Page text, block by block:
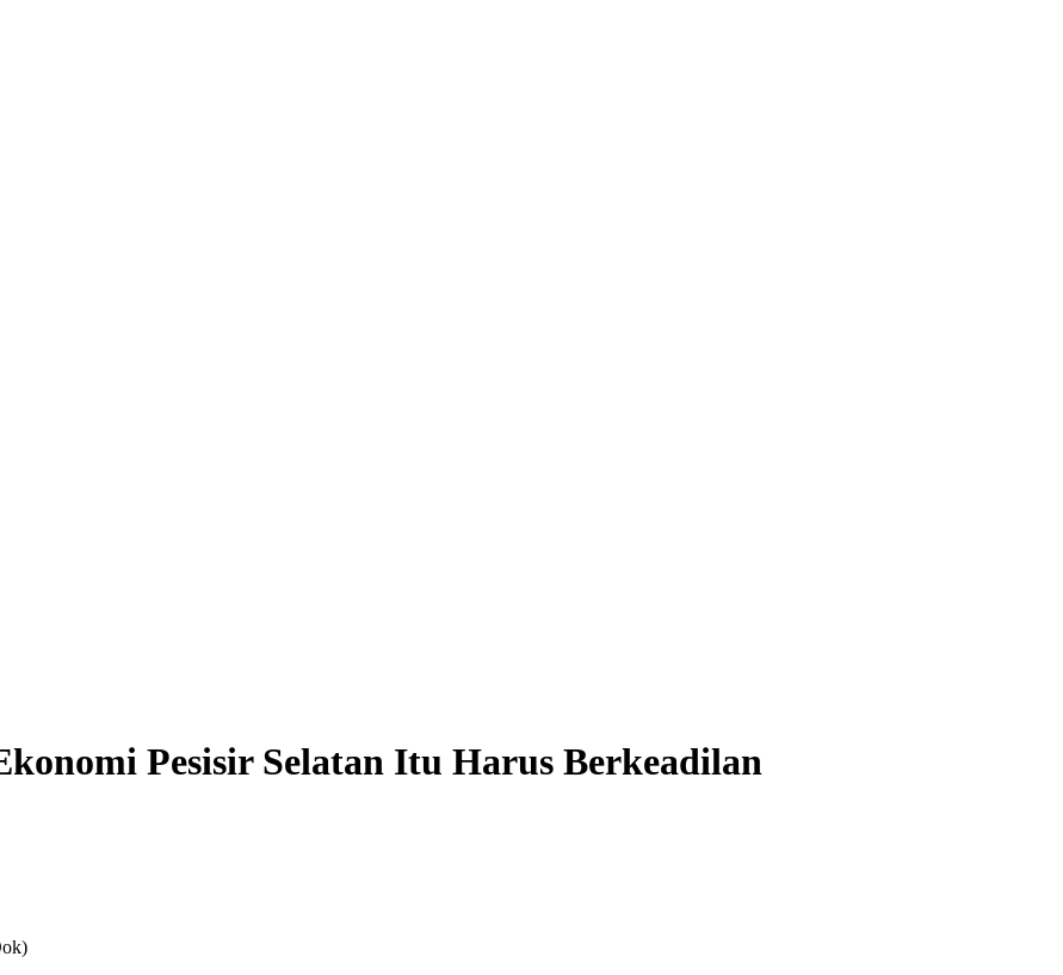
Pesisir Selatan Itu Harus Berkeadilan